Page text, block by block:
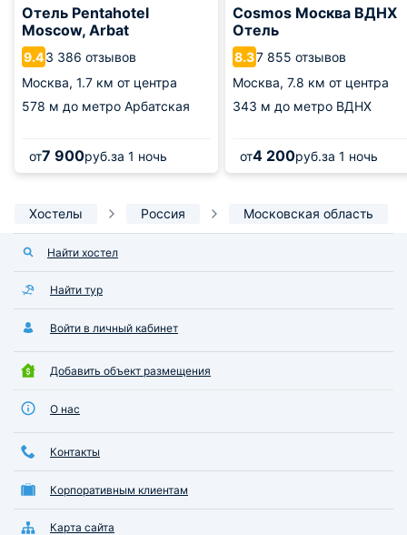
Отель Pentahotel
Moscow, Arbat
9.43 386 отзывов
Москва, 1.7 км от центра
578 м до метро Арбатская
от7 900руб.за 1 ночь
Cosmos Москва ВДНХ
Отель
8.37 855 отзывов
Москва, 7.8 км от центра
343 м до метро ВДНХ
от4 200руб.за 1 ночь
Хостелы Россия Московская область
Найти хостел
Найти тур
Войти в личный кабинет
Добавить объект размещения
О нас
Контакты
Корпоративным клиентам
Карта сайта